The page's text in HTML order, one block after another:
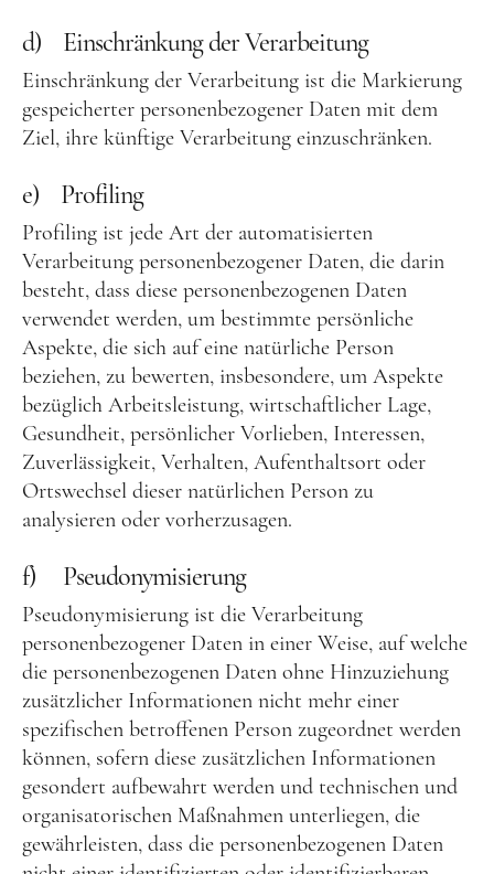
d) Einschränkung der Verarbeitung
Einschränkung der Verarbeitung ist die Markierung
gespeicherter personenbezogener Daten mit dem
Ziel, ihre künftige Verarbeitung einzuschränken.
e) Profiling
Profiling ist jede Art der automatisierten
Verarbeitung personenbezogener Daten, die darin
besteht, dass diese personenbezogenen Daten
verwendet werden, um bestimmte persönliche
Aspekte, die sich auf eine natürliche Person
beziehen, zu bewerten, insbesondere, um Aspekte
bezüglich Arbeitsleistung, wirtschaftlicher Lage,
Gesundheit, persönlicher Vorlieben, Interessen,
Zuverlässigkeit, Verhalten, Aufenthaltsort oder
Ortswechsel dieser natürlichen Person zu
analysieren oder vorherzusagen.
f) Pseudonymisierung
Pseudonymisierung ist die Verarbeitung
personenbezogener Daten in einer Weise, auf welche
die personenbezogenen Daten ohne Hinzuziehung
zusätzlicher Informationen nicht mehr einer
spezifischen betroffenen Person zugeordnet werden
können, sofern diese zusätzlichen Informationen
gesondert aufbewahrt werden und technischen und
organisatorischen Maßnahmen unterliegen, die
gewährleisten, dass die personenbezogenen Daten